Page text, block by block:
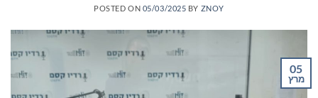
POSTED ON 05/03/2025 BY ZNOY
05
מרץ